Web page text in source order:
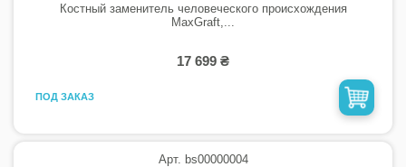
Костный заменитель человеческого происхождения
MaxGraft,...
17 699 ₴
ПОД ЗАКАЗ
Арт. bs00000004